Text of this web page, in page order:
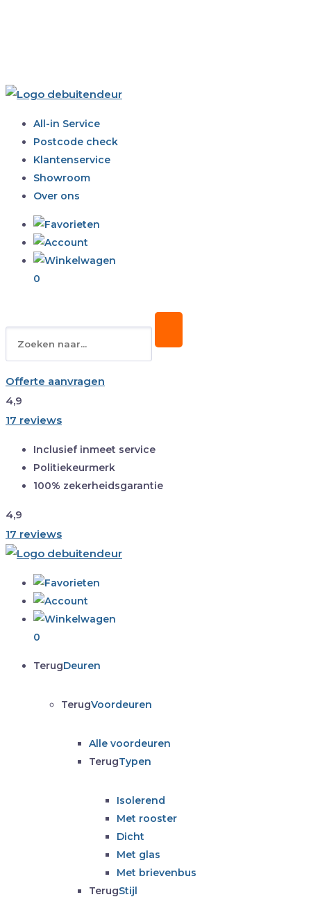
All-in Service
Postcode check
Klantenservice
Showroom
Over ons
0
Offerte aanvragen
4,9
17 reviews
Inclusief inmeet service
Politiekeurmerk
100% zekerheidsgarantie
4,9
17 reviews
0
TerugDeuren
TerugVoordeuren
Alle voordeuren
TerugTypen
Isolerend
Met rooster
Dicht
Met glas
Met brievenbus
TerugStijl